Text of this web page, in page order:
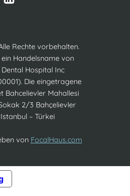
Rechte vorbehalten.
Handelsname von
Hospital Inc
Die eingetragene
Bahcelievler Mahallesi
2/3 Bahçelievler
– Türkei
von FocalHaus.com